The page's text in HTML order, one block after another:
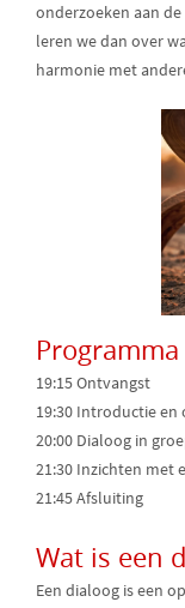
onderzoeken aan
leren we dan over
harmonie met
Programma
19:15 Ontvangst
19:30 Introductie
20:00 Dialoog in
21:30 Inzichten met
21:45 Afsluiting
Wat is een
Een dialoog is een